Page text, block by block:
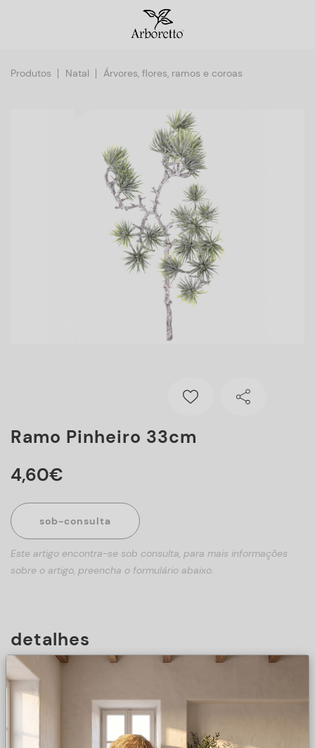
Produtos Natal Árvores, flores, ramos e coroas
Ramo Pinheiro 33cm
4,60€
sob-consulta
Este artigo encontra-se sob consulta, para mais informações
sobre o artigo, preencha o formulário abaixo.
detalhes